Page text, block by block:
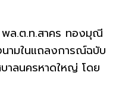
ล.ต.ท.สาคร ทองมุณี
ามในแถลงการณ์ฉบับ
าลนครหาดใหญ่ โดย